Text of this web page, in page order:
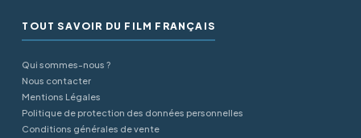
TOUT SAVOIR DU FILM FRANÇAIS
Qui sommes-nous ?
Nous contacter
Mentions Légales
Politique de protection des données personnelles
Conditions générales de vente